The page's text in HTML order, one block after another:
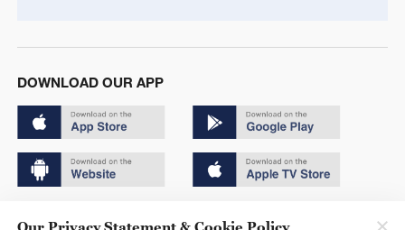
DOWNLOAD OUR APP
Our Privacy Statement & Cookie Policy